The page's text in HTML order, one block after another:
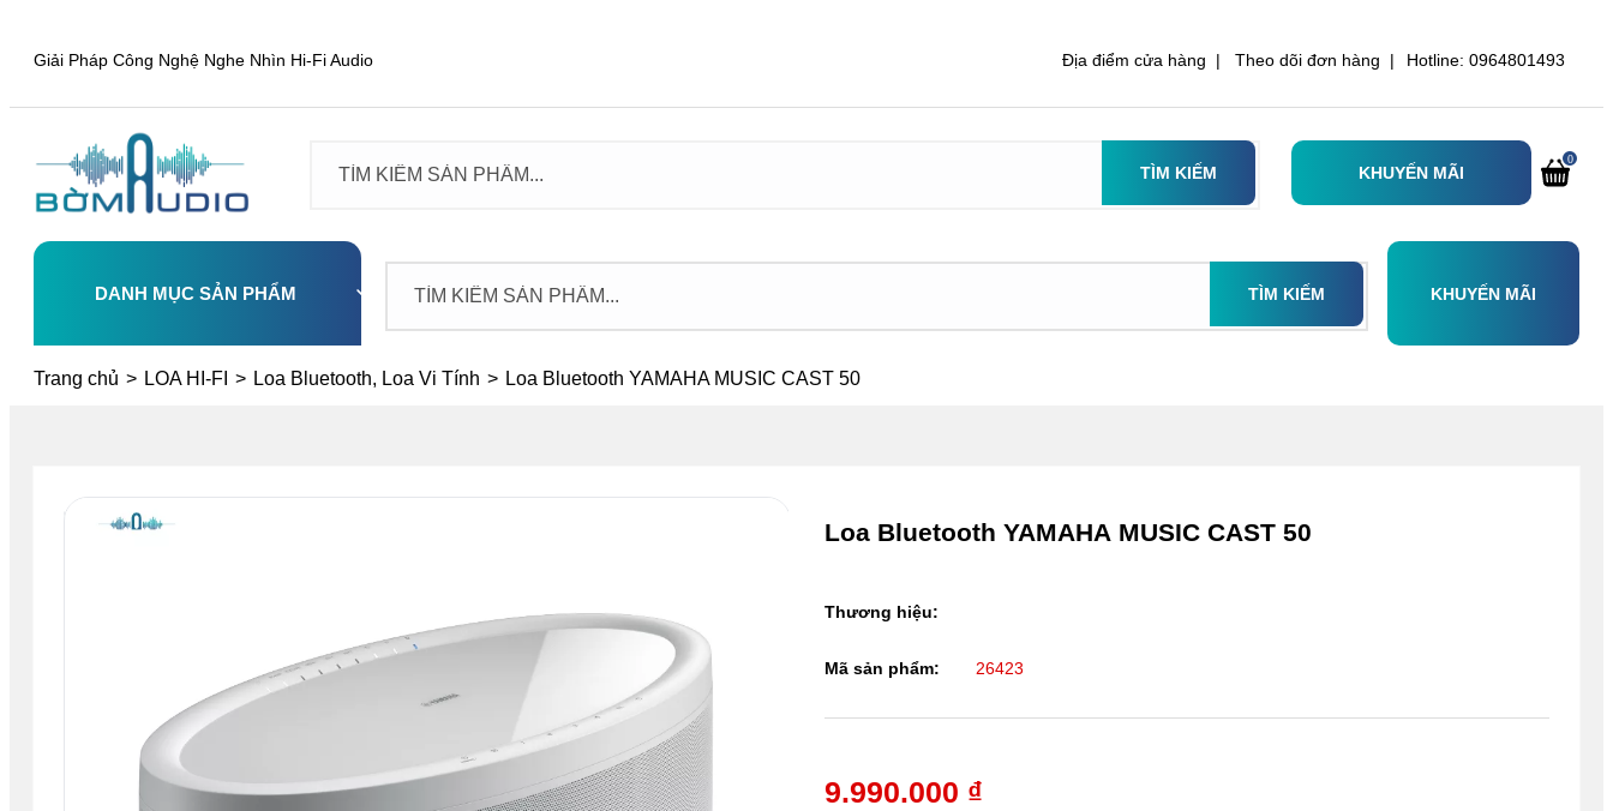
Giải Pháp Công Nghệ Nghe Nhìn Hi-Fi Audio Địa điểm cửa hàng | Theo dõi đơn hàng | Hotline: 0964801493
TÌM KIẾM KHUYẾN MÃI
0
DANH MỤC SẢN PHẨM
Select TÌM KIẾM KHUYẾN MÃI
Trang chủ > LOA HI-FI > Loa Bluetooth, Loa Vi Tính > Loa Bluetooth YAMAHA MUSIC CAST 50
Loa Bluetooth YAMAHA MUSIC CAST 50
9.990.000 ₫
Thương hiệu:
Mã sản phẩm: 26423